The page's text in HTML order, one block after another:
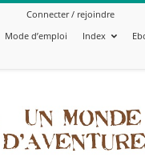
Connecter / rejoindre
Mode d’emploi Index
Monde
d'Aventures